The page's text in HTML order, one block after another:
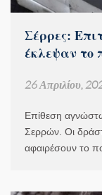
Σέρρες:
έκλεψαν το
26 Απριλίου,
Επίθεση
Σερρών. Οι
αφαιρέσουν το